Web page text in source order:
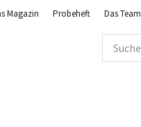
Magazin Probeheft Das Team